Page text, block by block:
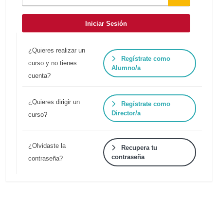
Iniciar Sesión
¿Quieres realizar un
curso y no tienes
cuenta?
Regístrate como
Alumno/a
¿Quieres dirigir un
curso?
Regístrate como
Director/a
¿Olvidaste la
contraseña?
Recupera tu
contraseña